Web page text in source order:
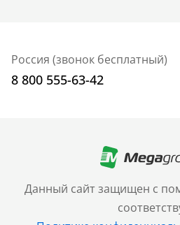
Данный сайт защищен с
Россия (звонок бесплатный)
8 800 555-63-42
+7 (499) 705-30-10
Санкт-Петербург
+7 (812) 600-77-33